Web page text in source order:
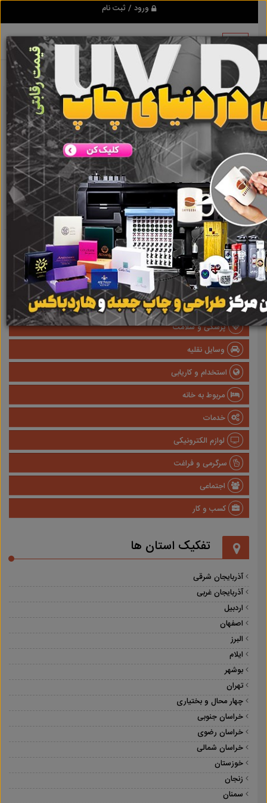
ورود / ثبت نام
نتیجه ای یافت نشد
گروه ها
املاک
صنعتی
پزشکی و سلامت
وسایل نقلیه
استخدام و کاریابی
مربوط به خانه
خدمات
لوازم الکترونیکی
سرگرمی و فراغت
اجتماعی
کسب و کار
تفکیک استان ها
آذربایجان شرقی
آذربایجان غربی
اردبیل
اصفهان
البرز
ایلام
بوشهر
تهران
چهار محال و بختیاری
خراسان جنوبی
خراسان رضوی
خراسان شمالی
خوزستان
زنجان
سمنان